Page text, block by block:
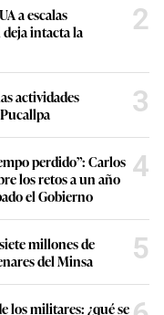
a escalas
intacta la
2
actividades
3
perdido”: Carlos
los retos a un año
el Gobierno
4
millones de
del Minsa
5
los militares: ¿qué se